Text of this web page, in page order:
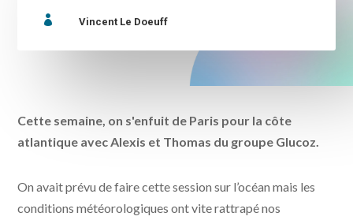
 Vincent Le Doeuff
Cette semaine, on s'enfuit de Paris pour la côte
atlantique avec Alexis et Thomas du groupe Glucoz.
On avait prévu de faire cette session sur l’océan mais les
conditions météorologiques ont vite rattrapé nos